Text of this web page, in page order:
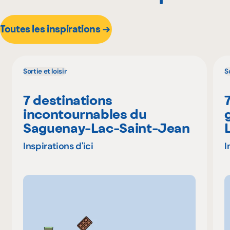
Toutes les inspirations
Sortie et loisir
7 destinations
incontournables du
Saguenay-Lac-Saint-Jean
Inspirations d'ici